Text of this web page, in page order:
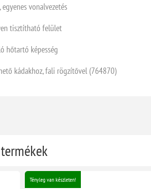
egyenes vonalvezetés
tisztítható felület
hőtartó képesség
kádakhoz, fali rögzítővel (764870)
Tényleg van készleten!